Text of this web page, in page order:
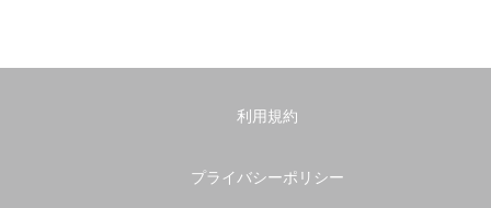
利用規約
プライバシーポリシー